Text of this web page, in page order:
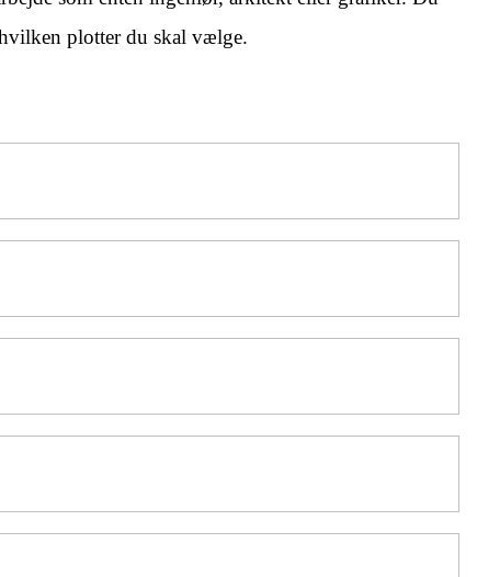
plotter du skal vælge.